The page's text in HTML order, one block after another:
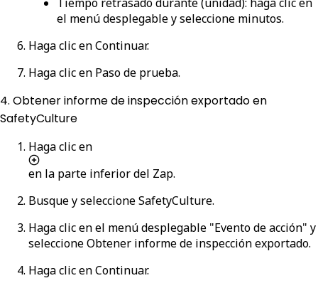
el menú desplegable y seleccione minutos.
Haga clic enContinuar.
Haga clic en Paso de prueba.
4. Obtener informe de inspección exportado en
SafetyCulture
Haga clic en
en la parte inferior del Zap.
Busque y seleccioneSafetyCulture.
Haga clic en el menú desplegable "Evento de acción" y
seleccioneObtener informe de inspección exportado.
Haga clic enContinuar.